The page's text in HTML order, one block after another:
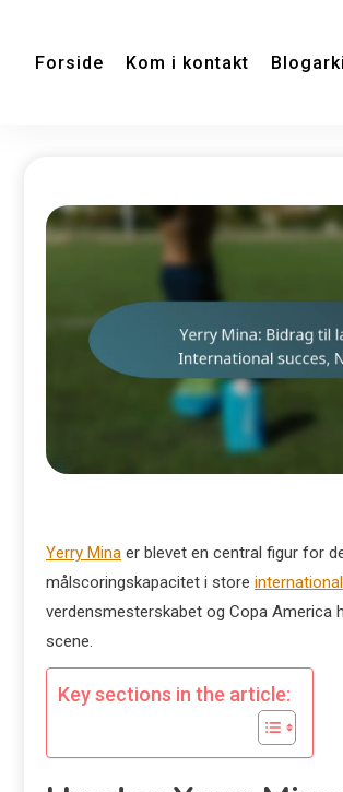
Forside Kom i kontakt
Yerry Mina er blevet en central figur for
målscoringskapacitet i store
verdensmesterskabet og Copa America
scene.
Key sections in the article: